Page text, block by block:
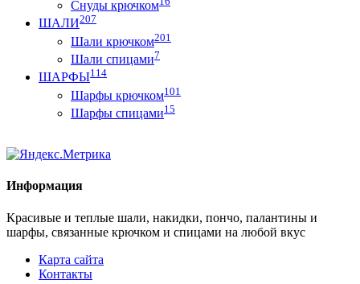
Снуды крючком
ШАЛИ207
Шали крючком201
Шали спицами7
ШАРФЫ114
Шарфы крючком101
Шарфы спицами15
Информация
Красивые и теплые шали, накидки, пончо, палантины и
шарфы, связанные крючком и спицами на любой вкус
Карта сайта
Контакты